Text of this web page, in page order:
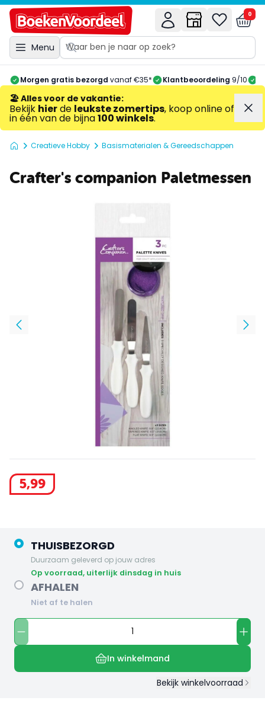
Menu
0
Morgen gratis bezorgd vanaf €35* Klantbeoordeling 9/10
🏖️ Alles voor de vakantie:
Bekijk hierde leukste zomertips, koop online of
in één van de bijna100 winkels.
Creatieve Hobby Basismaterialen & Gereedschappen
Crafter's companion Paletmessen
5,99
THUISBEZORGD
Duurzaam geleverd op jouw adres
op voorraad, uiterlijk dinsdag in huis
AFHALEN
Niet af te halen
In winkelmand
Bekijk winkelvoorraad